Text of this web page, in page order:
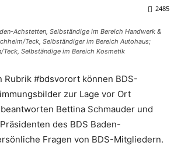
2485
Achstetten, Selbständige im Bereich Handwerk &
Teck, Selbständiger im Bereich Autohaus;
Teck, Selbständige im Bereich Kosmetik
Rubrik #bdsvorort können BDS-
zur Lage vor Ort
Bettina Schmauder und
des BDS Baden-
Fragen von BDS-Mitgliedern.